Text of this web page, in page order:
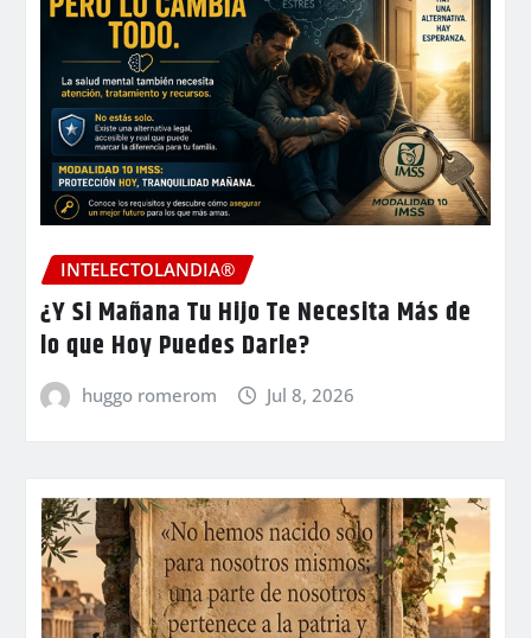
INTELECTOLANDIA®
¿Y Si Mañana Tu Hijo Te Necesita Más de
lo que Hoy Puedes Darle?
huggo romerom Jul 8, 2026